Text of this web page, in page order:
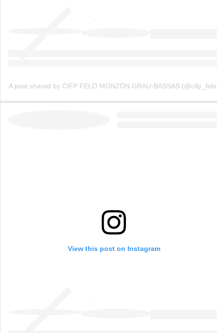
A post shared by CIFP FELO MONZÓN GRAU-BASSAS
View this post on Instagram